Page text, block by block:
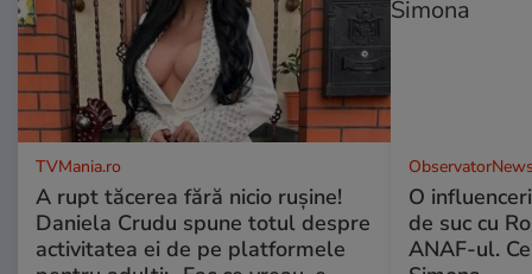
TVMania.ro
A rupt tăcerea fără nicio rușine!
Daniela Crudu spune totul despre
activitatea ei de pe platformele
O
de suc cu
ANAF-ul.